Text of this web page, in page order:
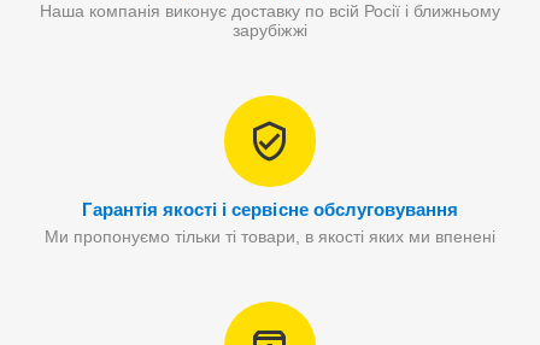
Наша компанія виконує доставку по всій Росії і ближньому
зарубіжжі
Гарантія якості і сервісне обслуговування
Ми пропонуємо тільки ті товари, в якості яких ми впенені